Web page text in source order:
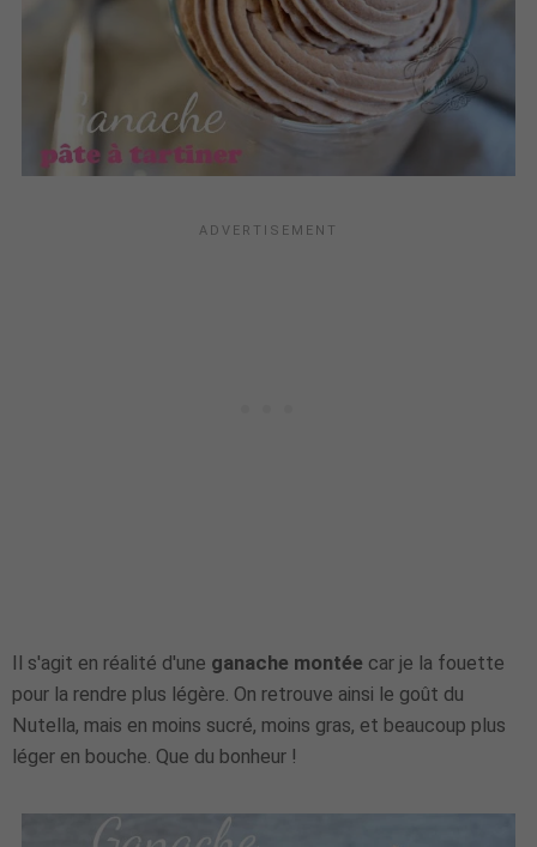
Il s'agit en réalité d'une ganache montée car je la fouette
pour la rendre plus légère. On retrouve ainsi le goût du
Nutella, mais en moins sucré, moins gras, et beaucoup plus
léger en bouche. Que du bonheur !